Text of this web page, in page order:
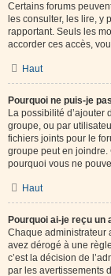
Certains forums
les consulter, les lire, y
rapportant. Seuls les
accorder ces accès,
Haut
Pourquoi ne puis-je
La possibilité d’ajouter
groupe, ou par
fichiers joints pour le
groupe peut en joindre.
pourquoi vous ne
Haut
Pourquoi ai-je reçu un
Chaque administrateur
avez dérogé à une
c’est la décision de
par les avertissements